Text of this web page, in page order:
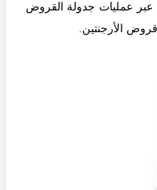
عبر عمليات جدولة القروض